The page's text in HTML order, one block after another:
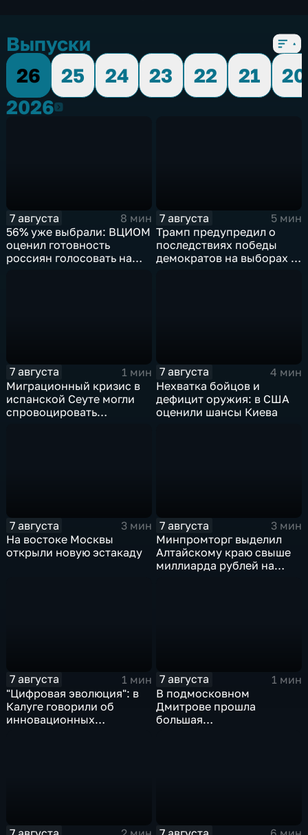
Выпуски
26
25 24 23 22 21
20
20262026
7 августа
8 мин
56% уже выбрали: ВЦИОМ
оценил готовность
россиян голосовать на
7 августа
5 мин
Трамп предупредил о
последствиях победы
демократов на выборах в
7 августа
1 мин
Миграционный кризис в
испанской Сеуте могли
спровоцировать
7 августа
4 мин
Нехватка бойцов и
дефицит оружия: в США
оценили шансы Киева
7 августа
3 мин
На востоке Москвы
открыли новую эстакаду
7 августа
3 мин
Минпромторг выделил
Алтайскому краю свыше
миллиарда рублей на
7 августа
1 мин
"Цифровая эволюция": в
Калуге говорили об
инновационных
7 августа
1 мин
В подмосковном
Дмитрове прошла
большая